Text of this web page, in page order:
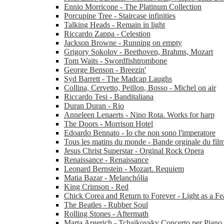
Ennio Morricone - The Platinum Collection
Porcupine Tree - Staircase infinities
Talking Heads - Remain in light
Riccardo Zappa - Celestion
Jackson Browne - Running on empty
Grigory Sokolov - Beethoven, Brahms, Mozart
Tom Waits - Swordfishtrombone
George Benson - Breezin'
Syd Barrett - The Madcap Laughs
Collina, Cervetto, Peillon, Bosso - Michel on air
Riccardo Tesi - Banditaliana
Duran Duran - Rio
Anneleen Lenaerts - Nino Rota. Works for harp
The Doors - Morrison Hotel
Edoardo Bennato - Io che non sono l'imperatore
Tous les matins du monde - Bande orginale du
Jesus Christ Superstar - Orginal Rock Opera
Renaissance - Renaissance
Leonard Bernstein - Mozart. Requiem
Matia Bazar - Melanchólia
King Crimson - Red
Chick Corea and Return to Forever - Light as a
The Beatles - Rubber Soul
Rolling Stones - Aftermath